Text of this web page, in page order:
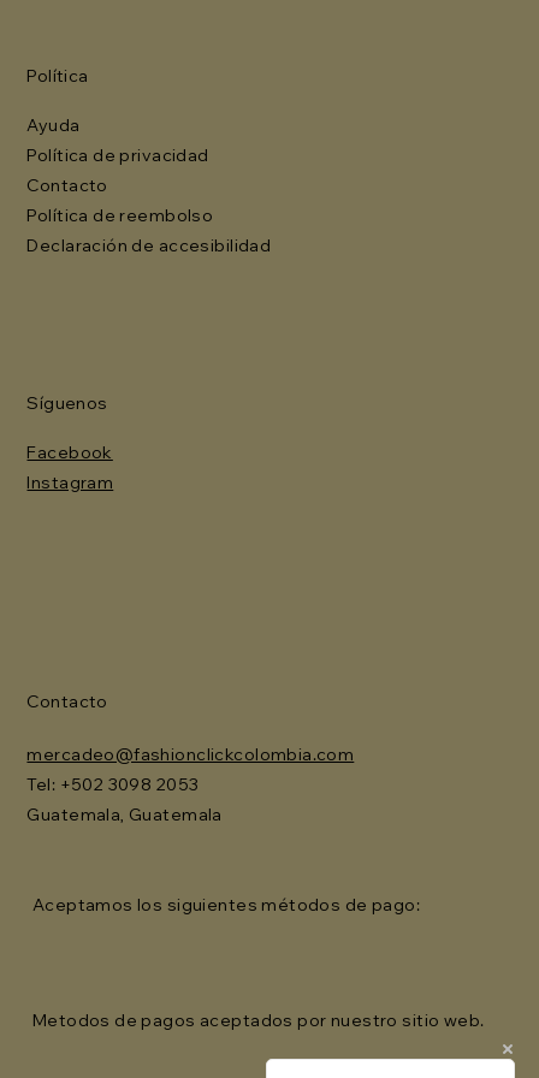
Política
Ayuda
Política de privacidad
Contacto
Política de reembolso
Declaración de accesibilidad
Síguenos
Facebook
Instagram
Contacto
mercadeo@fashionclickcolombia.com
Tel: ‪+502 3098 2053‬
Guatemala, Guatemala
Aceptamos los siguientes métodos de pago:
Metodos de pagos aceptados por nuestro sitio web.